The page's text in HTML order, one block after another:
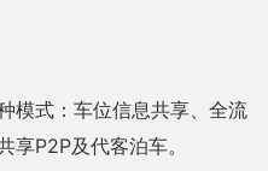
模式：车位信息共享、全流
P2P及代客泊车。